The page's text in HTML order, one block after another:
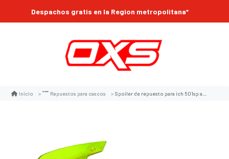
Despachos gratis en la Region metropolitana*
Inicio Repuestos para cascos Spoiler de repuesto para ich 501sp amarillo fluor